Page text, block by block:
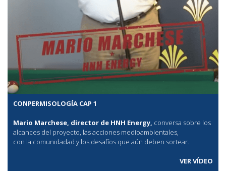
CONPERMISOLOGÍA CAP 1
Mario Marchese, director de HNH Energy, conversa sobre los
alcances del proyecto, las acciones medioambientales,
con la comunidadad y los desafíos que aún deben sortear.
VER VÍDEO